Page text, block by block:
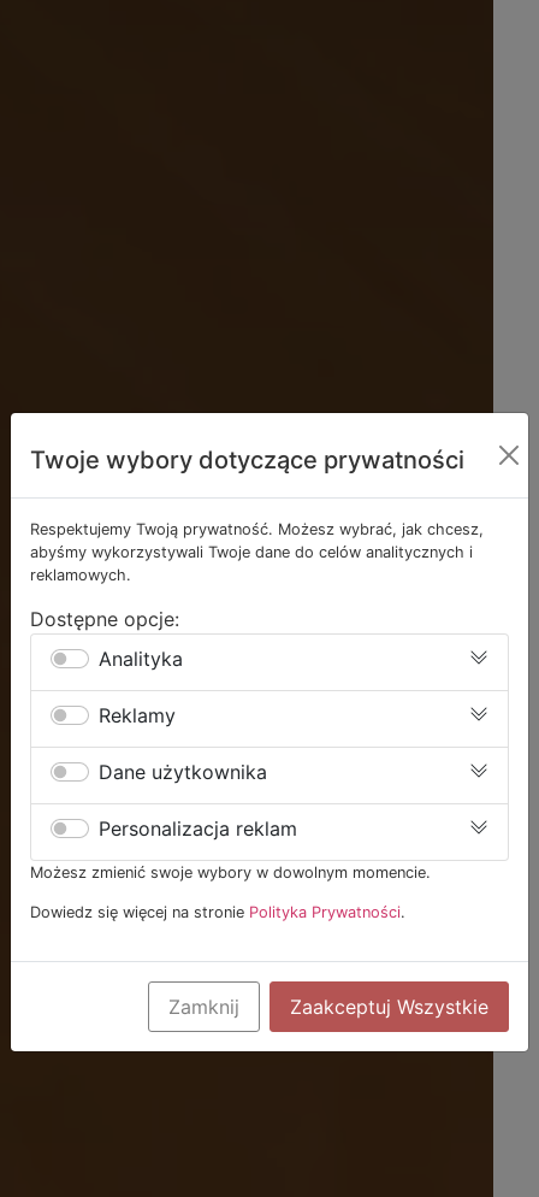
Twoje wybory dotyczące prywatności
Respektujemy Twoją prywatność. Możesz wybrać, jak chcesz,
abyśmy wykorzystywali Twoje dane do celów analitycznych i
reklamowych.
Dostępne opcje:
Analityka
Reklamy
Dane użytkownika
Personalizacja reklam
Możesz zmienić swoje wybory w dowolnym momencie.
Dowiedz się więcej na stronie Polityka Prywatności.
Zamknij Zaakceptuj Wszystkie